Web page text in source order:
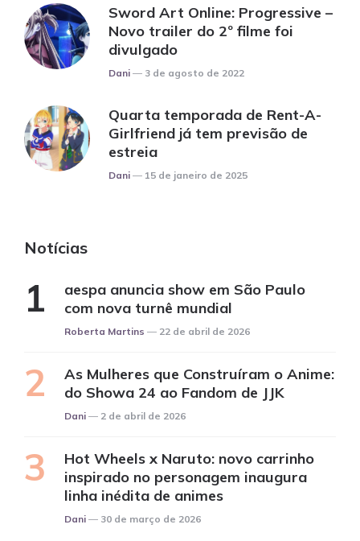
Sword Art Online: Progressive –
Novo trailer do 2º filme foi
divulgado
Posted
Dani 3 de agosto de 2022
Quarta temporada de Rent-A-
Girlfriend já tem previsão de
estreia
Posted
Dani 15 de janeiro de 2025
Notícias
aespa anuncia show em São Paulo
com nova turnê mundial
Posted
Roberta Martins 22 de abril de 2026
As Mulheres que Construíram o Anime:
do Showa 24 ao Fandom de JJK
Posted
Dani 2 de abril de 2026
Hot Wheels x Naruto: novo carrinho
inspirado no personagem inaugura
linha inédita de animes
Posted
Dani 30 de março de 2026